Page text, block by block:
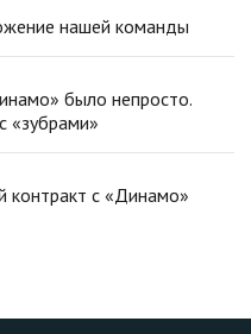
нашей команды
было непросто.
«зубрами»
контракт с «Динамо»